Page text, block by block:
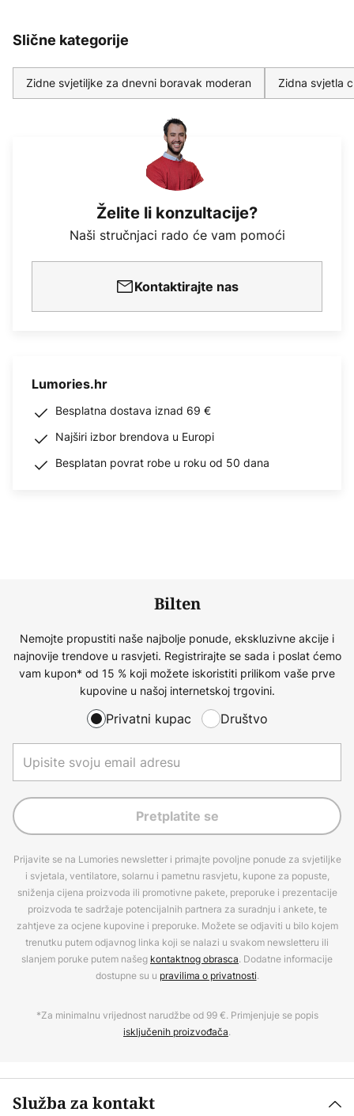
Slične kategorije
Zidne svjetiljke za dnevni boravak moderan Zidna svjetla
Želite li konzultacije?
Naši stručnjaci rado će vam pomoći
Kontaktirajte nas
Lumories.hr
Besplatna dostava iznad 69 €
Najširi izbor brendova u Europi
Besplatan povrat robe u roku od 50 dana
Bilten
Nemojte propustiti naše najbolje ponude, ekskluzivne akcije i
najnovije trendove u rasvjeti. Registrirajte se sada i poslat ćemo
vam kupon* od 15 % koji možete iskoristiti prilikom vaše prve
kupovine u našoj internetskoj trgovini.
Privatni kupac Društvo
Pretplatite se
Prijavite se na Lumories newsletter i primajte povoljne ponude za svjetiljke
i svjetala, ventilatore, solarnu i pametnu rasvjetu, kupone za popuste,
sniženja cijena proizvoda ili promotivne pakete, preporuke i prezentacije
proizvoda te sadržaje potencijalnih partnera za suradnju i ankete, te
zahtjeve za ocjene kupovine i preporuke. Možete se odjaviti u bilo kojem
trenutku putem odjavnog linka koji se nalazi u svakom newsletteru ili
slanjem poruke putem našeg kontaktnog obrasca. Dodatne informacije
dostupne su u pravilima o privatnosti.
*Za minimalnu vrijednost narudžbe od 99 €. Primjenjuje se popis
isključenih proizvođača.
Služba za kontakt